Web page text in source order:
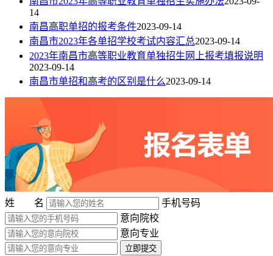
14
南昌高职单招的报考条件2023-09-14
南昌市2023年各单招学校考试内容汇总2023-09-14
2023年南昌市高等职业教育单独招生网上报考填报说明
2023-09-14
南昌市单招和高考的区别是什么2023-09-14
姓 名
手机号码
意向院校
意向专业
立即提交